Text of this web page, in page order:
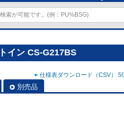
イン CS-G217BS
仕様表ダウンロード（CSV）
別売品